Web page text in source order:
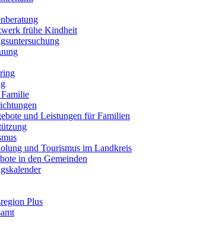
frühe Kindheit
und Leistungen für Familien
und Tourismus im Landkreis
in den Gemeinden
Plus